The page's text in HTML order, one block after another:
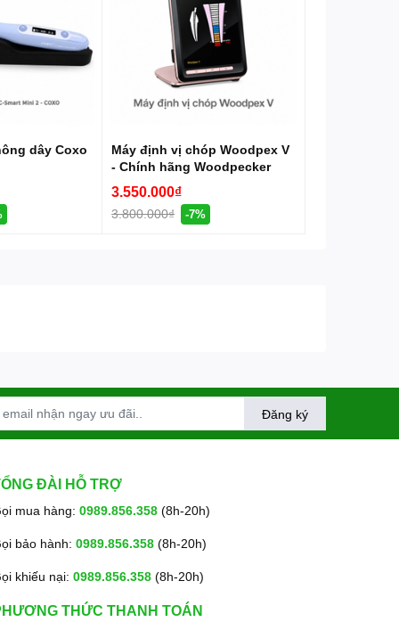
dây Coxo
Máy định vị chóp Woodpex V
- Chính hãng Woodpecker
3.550.000₫
3.800.000₫ -7%
Đăng ký
ĐÀI HỖ TRỢ
mua hàng: 0989.856.358 (8h-20h)
bảo hành: 0989.856.358 (8h-20h)
khiếu nại: 0989.856.358 (8h-20h)
THỨC THANH TOÁN